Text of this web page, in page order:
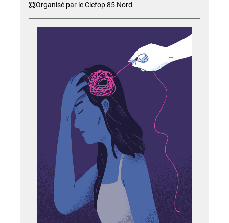
Organisé par le Clefop 85 Nord